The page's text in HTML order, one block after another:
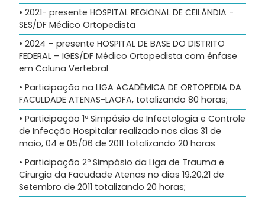
• 2021- presente HOSPITAL REGIONAL DE CEILÂNDIA -
SES/DF Médico Ortopedista
• 2024 – presente HOSPITAL DE BASE DO DISTRITO
FEDERAL – IGES/DF Médico Ortopedista com ênfase
em Coluna Vertebral
• Participação na LIGA ACADÊMICA DE ORTOPEDIA DA
FACULDADE ATENAS-LAOFA, totalizando 80 horas;
• Participação 1º Simpósio de Infectologia e Controle
de Infecção Hospitalar realizado nos dias 31 de
maio, 04 e 05/06 de 2011 totalizando 20 horas
• Participação 2º Simpósio da Liga de Trauma e
Cirurgia da Facudade Atenas no dias 19,20,21 de
Setembro de 2011 totalizando 20 horas;